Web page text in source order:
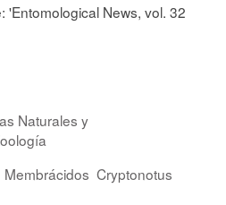
'Entomological News, vol. 32
Naturales y
Membrácidos Cryptonotus